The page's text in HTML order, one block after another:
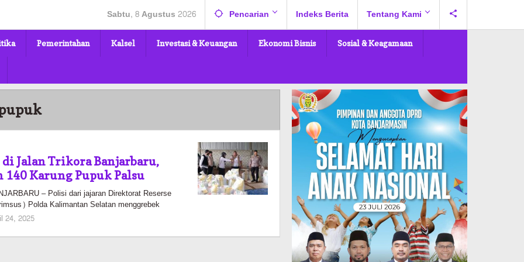
Sabtu, 8 Agustus 2026 Pencarian Indeks Berita Tentang Kami
Pemerintahan Kalsel Investasi & Keuangan Ekonomi Bisnis Sosial & Keagamaan
di Jalan Trikora Banjarbaru,
Karung Pupuk Palsu
– Polisi dari jajaran Direktorat Reserse
Polda Kalimantan Selatan menggrebek
24, 2025